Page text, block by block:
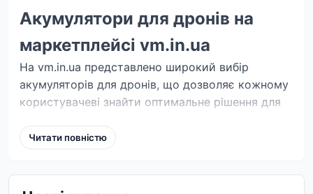
Акумулятори для дронів на
маркетплейсі vm.in.ua
На vm.in.ua представлено широкий вибір
акумуляторів для дронів, що дозволяє кожному
користувачеві знайти оптимальне рішення для
потрібен вам потужний акумулятор для FPV
дрона, ємна батарея для квадрокоптера або
аерозйомки, на нашому маркетплейсі ви
Читати повністю